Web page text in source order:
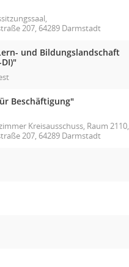
207, 64289 Darmstadt
und Bildungslandschaft
Beschäftigung"
Kreisausschuss, Raum 2110,
207, 64289 Darmstadt